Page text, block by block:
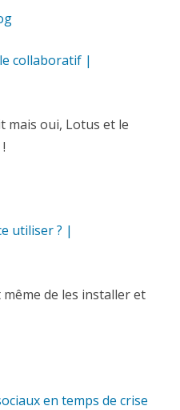
collaboratif |
mais oui, Lotus et le
utiliser ? |
même de les installer et
en temps de crise